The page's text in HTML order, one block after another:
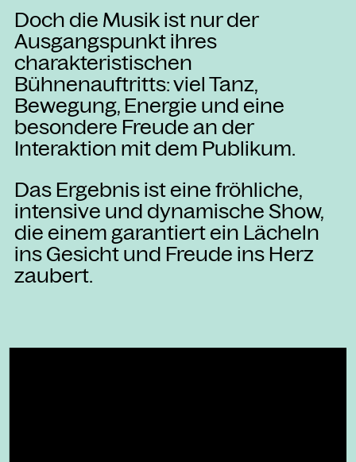
Doch die Musik ist nur der
Ausgangspunkt ihres
charakteristischen
Bühnenauftritts: viel Tanz,
Bewegung, Energie und eine
besondere Freude an der
Interaktion mit dem Publikum.
Das Ergebnis ist eine fröhliche,
intensive und dynamische Show,
die einem garantiert ein Lächeln
ins Gesicht und Freude ins Herz
zaubert.